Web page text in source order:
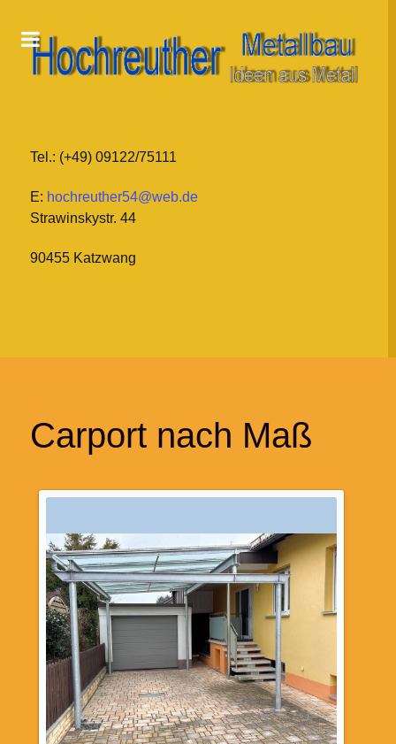
Tel.: (+49) 09122/75111
E: hochreuther54@web.de
Strawinskystr. 44
90455 Katzwang
Carport nach Maß